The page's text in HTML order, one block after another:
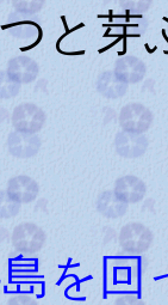
ぶ
を回